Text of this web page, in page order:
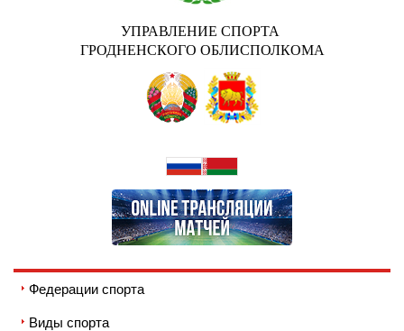
УПРАВЛЕНИЕ СПОРТА
ГРОДНЕНСКОГО ОБЛИСПОЛКОМА
Федерации спорта
Виды спорта